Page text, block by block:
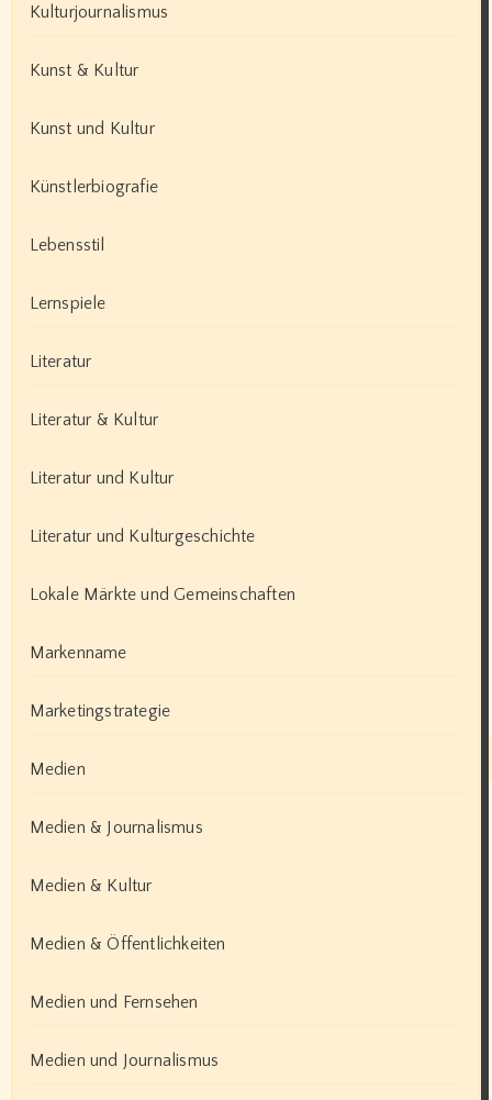
Kulturjournalismus
Kunst & Kultur
Kunst und Kultur
Künstlerbiografie
Lebensstil
Lernspiele
Literatur
Literatur & Kultur
Literatur und Kultur
Literatur und Kulturgeschichte
Lokale Märkte und Gemeinschaften
Markenname
Marketingstrategie
Medien
Medien & Journalismus
Medien & Kultur
Medien & Öffentlichkeiten
Medien und Fernsehen
Medien und Journalismus